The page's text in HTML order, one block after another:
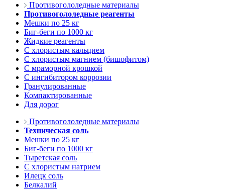
Противогололедные материалы
Противогололедные реагенты
Мешки по 25 кг
Биг-беги по 1000 кг
Жидкие реагенты
С хлористым кальцием
С хлористым магнием (бишофитом)
С мраморной крошкой
С ингибитором коррозии
Гранулированные
Компактированные
Для дорог
Противогололедные материалы
Техническая соль
Мешки по 25 кг
Биг-беги по 1000 кг
Тыретская соль
С хлористым натрием
Илецк соль
Белкалий